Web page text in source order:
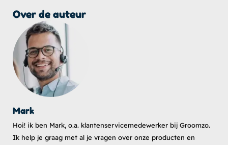
Over de auteur
Mark
Hoi! ik ben Mark, o.a. klantenservicemedewerker bij Groomzo.
Ik help je graag met al je vragen over onze producten en